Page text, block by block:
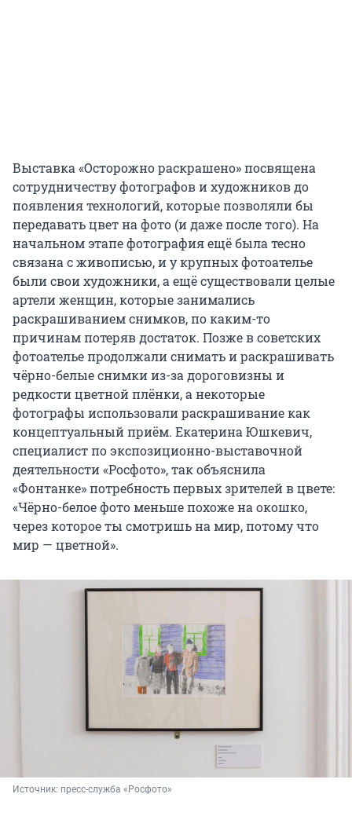
Выставка «Осторожно раскрашено» посвящена
сотрудничеству фотографов и художников до
появления технологий, которые позволяли бы
передавать цвет на фото (и даже после того). На
начальном этапе фотография ещё была тесно
связана с живописью, и у крупных фотоателье
были свои художники, а ещё существовали целые
артели женщин, которые занимались
раскрашиванием снимков, по каким-то
причинам потеряв достаток. Позже в советских
фотоателье продолжали снимать и раскрашивать
чёрно-белые снимки из-за дороговизны и
редкости цветной плёнки, а некоторые
фотографы использовали раскрашивание как
концептуальный приём. Екатерина Юшкевич,
специалист по экспозиционно-выставочной
деятельности «Росфото», так объяснила
«Фонтанке» потребность первых зрителей в цвете:
«Чёрно-белое фото меньше похоже на окошко,
через которое ты смотришь на мир, потому что
мир — цветной».
Источник: пресс-служба «Росфото»